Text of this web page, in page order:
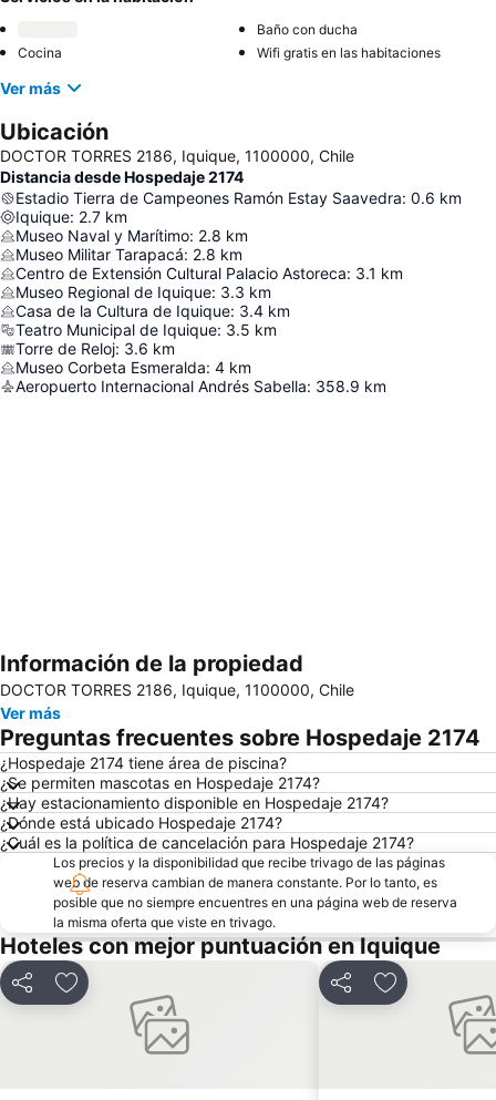
Baño con ducha
Cocina
Wifi gratis en las habitaciones
Ver más
Ubicación
DOCTOR TORRES 2186, Iquique, 1100000, Chile
Distancia desde Hospedaje 2174
Estadio Tierra de Campeones Ramón Estay Saavedra: 0.6 km
Iquique: 2.7 km
Museo Naval y Marítimo: 2.8 km
Museo Militar Tarapacá: 2.8 km
Centro de Extensión Cultural Palacio Astoreca: 3.1 km
Museo Regional de Iquique: 3.3 km
Casa de la Cultura de Iquique: 3.4 km
Teatro Municipal de Iquique: 3.5 km
Torre de Reloj: 3.6 km
Museo Corbeta Esmeralda: 4 km
Aeropuerto Internacional Andrés Sabella: 358.9 km
Ampliar mapa
Información de la propiedad
DOCTOR TORRES 2186, Iquique, 1100000, Chile
Ver más
Preguntas frecuentes sobre Hospedaje 2174
¿Hospedaje 2174 tiene área de piscina?
¿Se permiten mascotas en Hospedaje 2174?
¿Hay estacionamiento disponible en Hospedaje 2174?
¿Dónde está ubicado Hospedaje 2174?
¿Cuál es la política de cancelación para Hospedaje 2174?
Los precios y la disponibilidad que recibe trivago de las páginas
web de reserva cambian de manera constante. Por lo tanto, es
posible que no siempre encuentres en una página web de reserva
la misma oferta que viste en trivago.
Hoteles con mejor puntuación en Iquique
CompartirAgregar a favoritos CompartirAgregar a